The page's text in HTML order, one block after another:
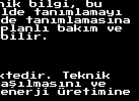
bilgi, bu
tanımlamayı
bakım ve
Teknik
ve
enerji üretimine